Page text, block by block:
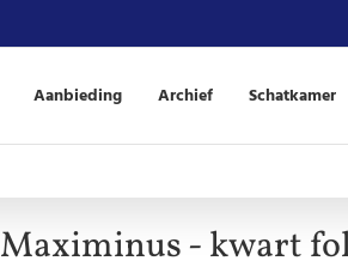
Aanbieding Archief Schatkamer
Maximinus - kwart